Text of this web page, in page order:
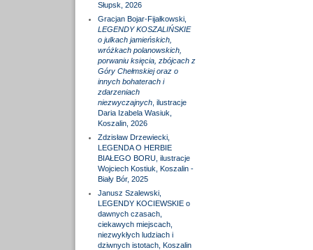
Słupsk, 2026
Gracjan Bojar-Fijałkowski,
LEGENDY KOSZALIŃSKIE
o julkach jamieńskich,
wróżkach polanowskich,
porwaniu księcia, zbójcach z
Góry Chełmskiej oraz o
innych bohaterach i
zdarzeniach
niezwyczajnych, ilustracje
Daria Izabela Wasiuk,
Koszalin, 2026
Zdzisław Drzewiecki,
LEGENDA O HERBIE
BIAŁEGO BORU, ilustracje
Wojciech Kostiuk, Koszalin -
Biały Bór, 2025
Janusz Szalewski,
LEGENDY KOCIEWSKIE o
dawnych czasach,
ciekawych miejscach,
niezwykłych ludziach i
dziwnych istotach, Koszalin